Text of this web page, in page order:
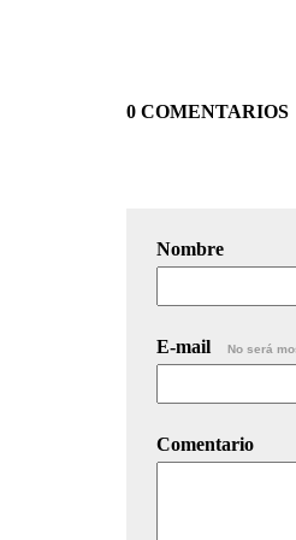
0 COMENTARIOS
Nombre
E-mail No será
Comentario